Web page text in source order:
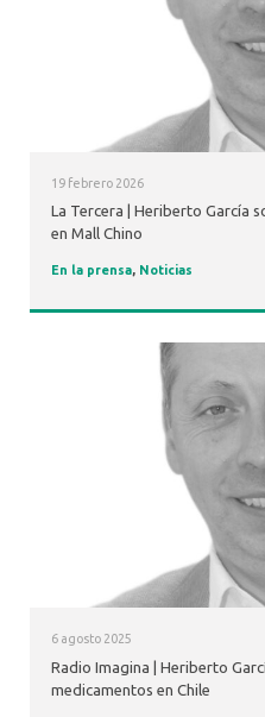
19 febrero 2026
La Tercera | Heriberto García
en Mall Chino
En la prensa, Noticias
6 agosto 2025
Radio Imagina | Heriberto
medicamentos en Chile